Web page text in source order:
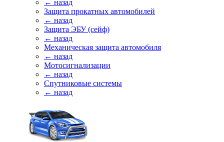
← назад
Защита прокатных автомобилей
← назад
Защита ЭБУ (сейф)
← назад
Механическая защита автомобиля
← назад
Мотосигнализации
← назад
Спутниковые системы
← назад